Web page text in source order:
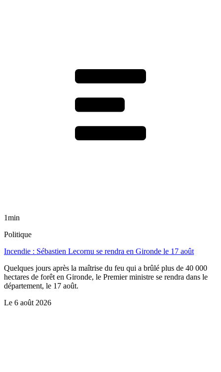
1min
Politique
Incendie : Sébastien Lecornu se rendra en Gironde le 17 août
Quelques jours après la maîtrise du feu qui a brûlé plus de 40 000
hectares de forêt en Gironde, le Premier ministre se rendra dans le
département, le 17 août.
Le 6 août 2026